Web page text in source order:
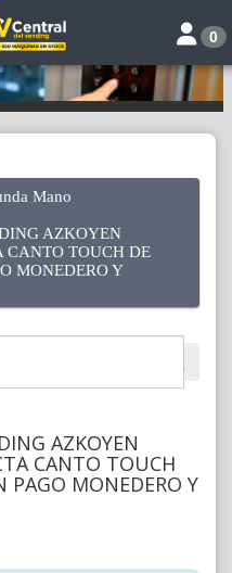
Toggle
0
Mano
AZKOYEN
CANTO TOUCH DE
MONEDERO Y
AZKOYEN
CANTO TOUCH
PAGO MONEDERO Y